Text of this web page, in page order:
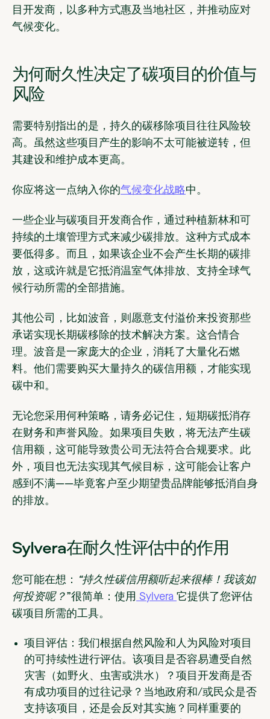
目开发商，以多种方式惠及当地社区，并推动应对
气候变化。
为何耐久性决定了碳项目的价值与
风险
需要特别指出的是，持久的碳移除项目往往风险较
高。虽然这些项目产生的影响不太可能被逆转，但
其建设和维护成本更高。
你应将这一点纳入你的气候变化战略中。
一些企业与碳项目开发商合作，通过种植新林和可
持续的土壤管理方式来减少碳排放。这种方式成本
要低得多。而且，如果该企业不会产生长期的碳排
放，这或许就是它抵消温室气体排放、支持全球气
候行动所需的全部措施。
其他公司，比如波音，则愿意支付溢价来投资那些
承诺实现长期碳移除的技术解决方案。这合情合
理。波音是一家庞大的企业，消耗了大量化石燃
料。他们需要购买大量持久的碳信用额，才能实现
碳中和。
无论您采用何种策略，请务必记住，短期碳抵消存
在财务和声誉风险。如果项目失败，将无法产生碳
信用额，这可能导致贵公司无法符合合规要求。此
外，项目也无法实现其气候目标，这可能会让客户
感到不满——毕竟客户至少期望贵品牌能够抵消自身
的排放。
Sylvera在耐久性评估中的作用
您可能在想：
“持久性碳信用额听起来很棒！我该如
何投资呢？”很简单：使用 Sylvera 它提供了您评估
碳项目所需的工具。
项目评估： 我们根据自然风险和人为风险对项目
的可持续性进行评估。该项目是否容易遭受自然
灾害（如野火、虫害或洪水）？项目开发商是否
有成功项目的过往记录？当地政府和/或民众是否
支持该项目，还是会反对其实施？同样重要的